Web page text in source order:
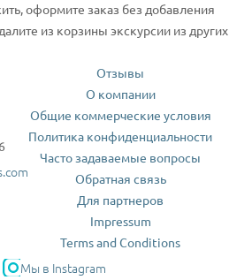
оформите заказ без добавления
из корзины экскурсии из других
Отзывы
О компании
Общие коммерческие условия
Политика конфиденциальности
Часто задаваемые вопросы
Обратная связь
Для партнеров
Impressum
Terms and Conditions
Мы в Instagram